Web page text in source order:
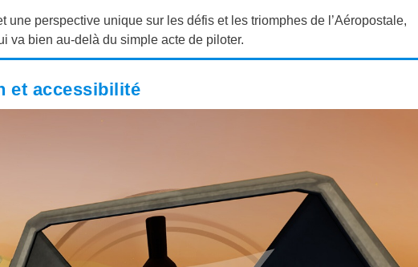
perspective unique sur les défis et les triomphes de l’Aéropostale,
va bien au-delà du simple acte de piloter.
et accessibilité